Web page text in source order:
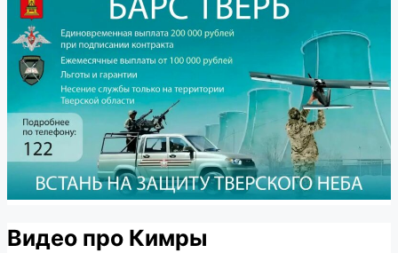
Видео про Кимры